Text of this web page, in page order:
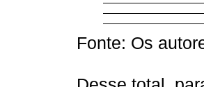
Fonte: Os